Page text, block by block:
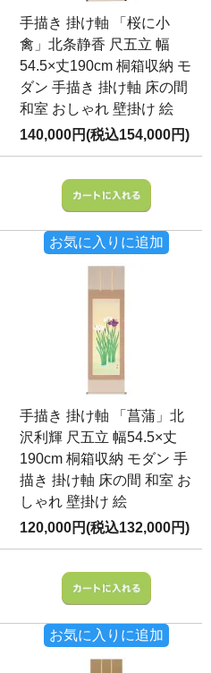
手描き 掛け軸 「桜に小
禽」北条静香 尺五立 幅
54.5×丈190cm 桐箱収納 モ
ダン 手描き 掛け軸 床の間
和室 おしゃれ 壁掛け 絵
140,000円(税込154,000円)
お気に入りに追加
手描き 掛け軸 「菖蒲」北
沢利輝 尺五立 幅54.5×丈
190cm 桐箱収納 モダン 手
描き 掛け軸 床の間 和室 お
しゃれ 壁掛け 絵
120,000円(税込132,000円)
お気に入りに追加